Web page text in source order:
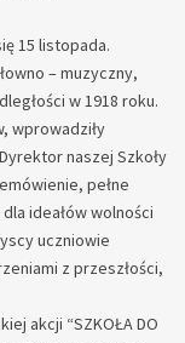
15 listopada.
– muzyczny,
w 1918 roku.
wprowadziły
naszej Szkoły
pełne
ideałów wolności
uczniowie
z przeszłości,
akcji “SZKOŁA DO